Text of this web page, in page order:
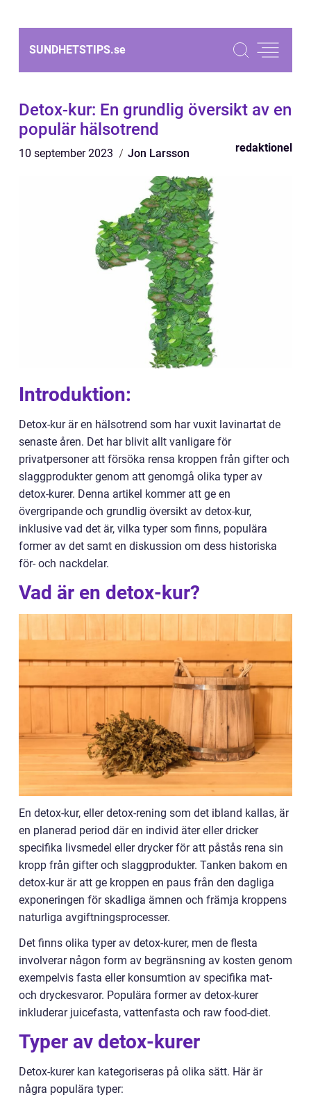
SUNDHETSTIPS.se
Detox-kur: En grundlig översikt av en
populär hälsotrend
10 september 2023 Jon Larsson redaktionel
Introduktion:
Detox-kur är en hälsotrend som har vuxit lavinartat de
senaste åren. Det har blivit allt vanligare för
privatpersoner att försöka rensa kroppen från gifter och
slaggprodukter genom att genomgå olika typer av
detox-kurer. Denna artikel kommer att ge en
övergripande och grundlig översikt av detox-kur,
inklusive vad det är, vilka typer som finns, populära
former av det samt en diskussion om dess historiska
för- och nackdelar.
Vad är en detox-kur?
En detox-kur, eller detox-rening som det ibland kallas, är
en planerad period där en individ äter eller dricker
specifika livsmedel eller drycker för att påstås rena sin
kropp från gifter och slaggprodukter. Tanken bakom en
detox-kur är att ge kroppen en paus från den dagliga
exponeringen för skadliga ämnen och främja kroppens
naturliga avgiftningsprocesser.
Det finns olika typer av detox-kurer, men de flesta
involverar någon form av begränsning av kosten genom
exempelvis fasta eller konsumtion av specifika mat-
och dryckesvaror. Populära former av detox-kurer
inkluderar juicefasta, vattenfasta och raw food-diet.
Typer av detox-kurer
Detox-kurer kan kategoriseras på olika sätt. Här är
några populära typer: